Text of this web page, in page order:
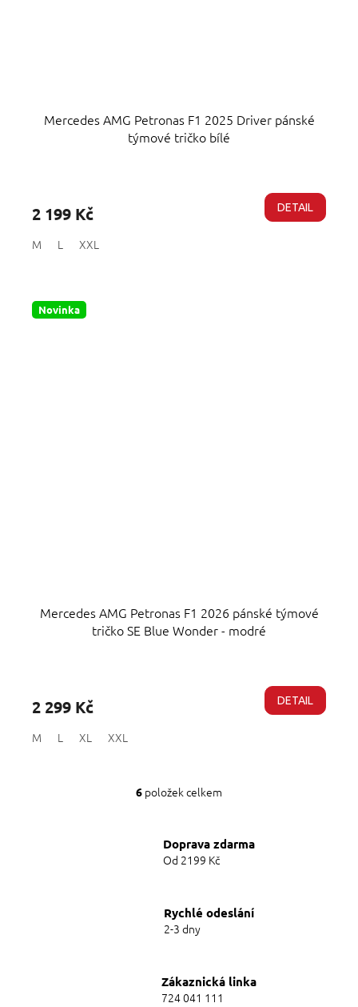
Mercedes AMG Petronas F1 2025 Driver pánské
týmové tričko bílé
je
z
2 199 Kč DETAIL
M L XXL
Novinka
Mercedes AMG Petronas F1 2026 pánské týmové
tričko SE Blue Wonder - modré
je
z
2 299 Kč DETAIL
M L XL XXL
O
á
d
p
r
y
v
6 položek celkem
Doprava zdarma
Od 2199 Kč
Rychlé odeslání
2-3 dny
Zákaznická linka
724 041 111